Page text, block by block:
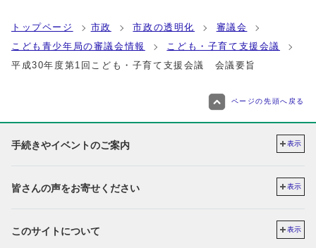
トップページ 市政 市政の透明化
審議会
こども青少年局の審議会情報
こども・子育て支援会議
平成30年度第1回こども・子育て支援会議 会議要旨
ページの先頭へ戻る
手続きやイベントのご案内 表示
皆さんの声をお寄せください 表示
このサイトについて 表示